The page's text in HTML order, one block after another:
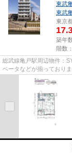
東武
東武
東京
築年
階数
総武線亀戸駅周辺物件：
ベータなどが揃っており
置する物件です。防犯対策